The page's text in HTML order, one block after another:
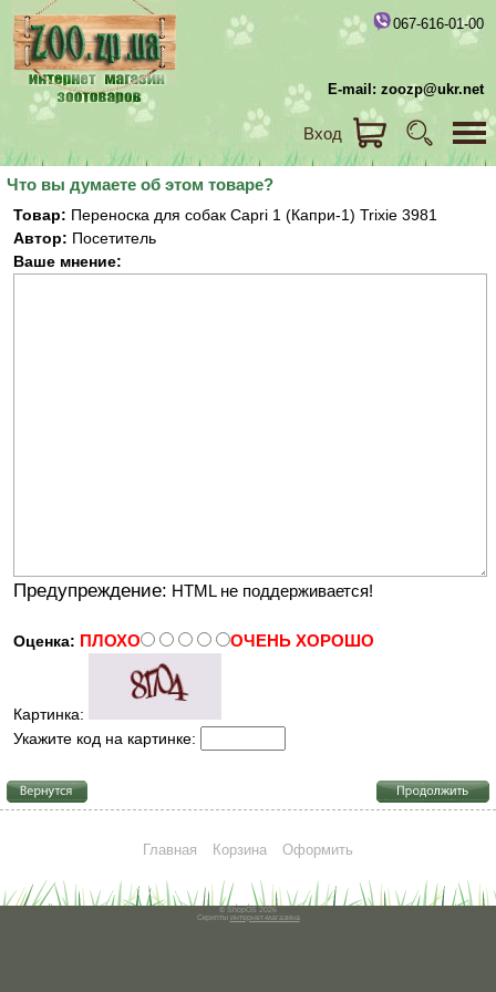
067-616-01-00
E-mail: zoozp@ukr.net
Вход
Что вы думаете об этом товаре?
Товар: Переноска для собак Capri 1 (Капри-1) Trixie 3981
Автор: Посетитель
Ваше мнение:
Предупреждение: HTML не поддерживается!
Оценка: ПЛОХО ОЧЕНЬ ХОРОШО
Картинка:
Укажите код на картинке:
Главная Корзина Оформить
© ShopOS 2026
Скрипты интернет-магазина